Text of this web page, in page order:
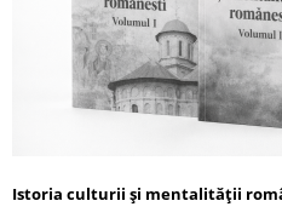
Istoria culturii și mentalității